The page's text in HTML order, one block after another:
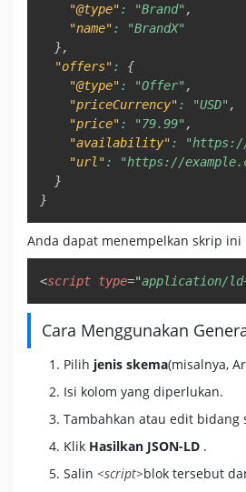
"@type": "Brand" ,
"name":
"BrandX"
},
"offers":
{
"@type": "Offer" ,
"priceCurrency": "USD" ,
"price": "79.99" ,
"availability": "https://
"url":
"https://
}
}
Anda dapat menempelkan skrip ini
<script type="application/
Cara Menggunakan
Pilih jenis skema(misalnya,
Isi kolom yang diperlukan.
Tambahkan atau edit bidang
Klik Hasilkan JSON-LD .
Salin <script>blok tersebut